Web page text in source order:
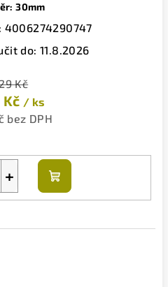
30mm
4006274290747
do: 11.8.2026
Kč
Kč / ks
bez DPH
+
Do
košíku